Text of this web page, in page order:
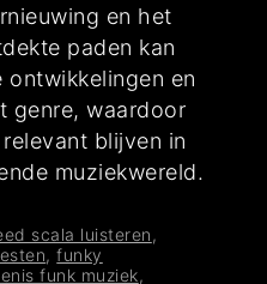
en het
paden kan
ontwikkelingen en
genre, waardoor
blijven in
muziekwereld.
scala luisteren ,
,funky
funk muziek,